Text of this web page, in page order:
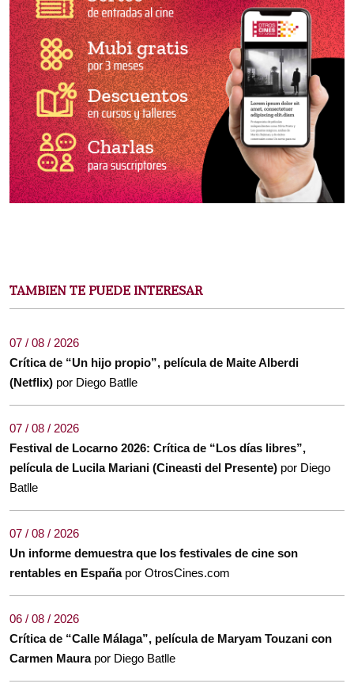
TAMBIEN TE PUEDE INTERESAR
07 / 08 / 2026
Crítica de “Un hijo propio”, película de Maite Alberdi
(Netflix) por Diego Batlle
07 / 08 / 2026
Festival de Locarno 2026: Crítica de “Los días libres”,
película de Lucila Mariani (Cineasti del Presente) por Diego
Batlle
07 / 08 / 2026
Un informe demuestra que los festivales de cine son
rentables en España por OtrosCines.com
06 / 08 / 2026
Crítica de “Calle Málaga”, película de Maryam Touzani con
Carmen Maura por Diego Batlle